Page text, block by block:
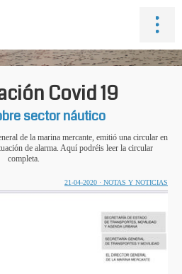
Covid 19
sector náutico
de la marina mercante, emitió una circular en
de alarma. Aquí podréis leer la circular
completa.
21-04-2020 · NOTAS Y NOTICIAS